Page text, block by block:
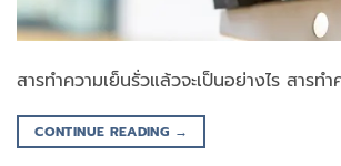
สารทำความเย็นรั่วแล้วจะเป็นอย่างไร สารท
CONTINUE READING →